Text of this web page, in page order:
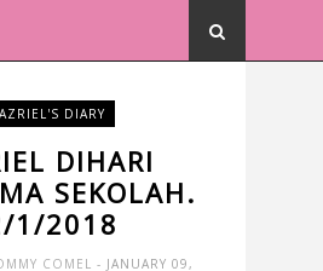
AZRIEL'S DIARY
DIHARI
SEKOLAH.
1/2018
COMEL - JANUARY 09,